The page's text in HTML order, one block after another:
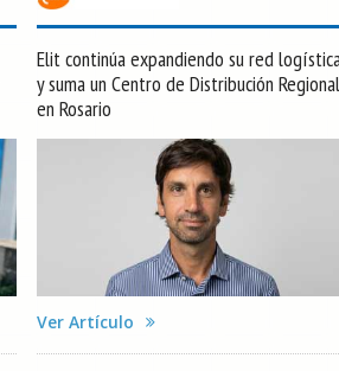
Elit continúa expandiendo su red
y suma un Centro de Distribución Regional
en Rosario
Ver Artículo